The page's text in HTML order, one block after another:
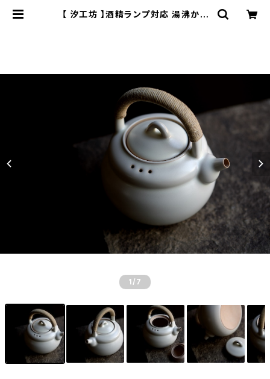
【 汐工坊 】酒精ランプ対応 湯沸かし
1 /7